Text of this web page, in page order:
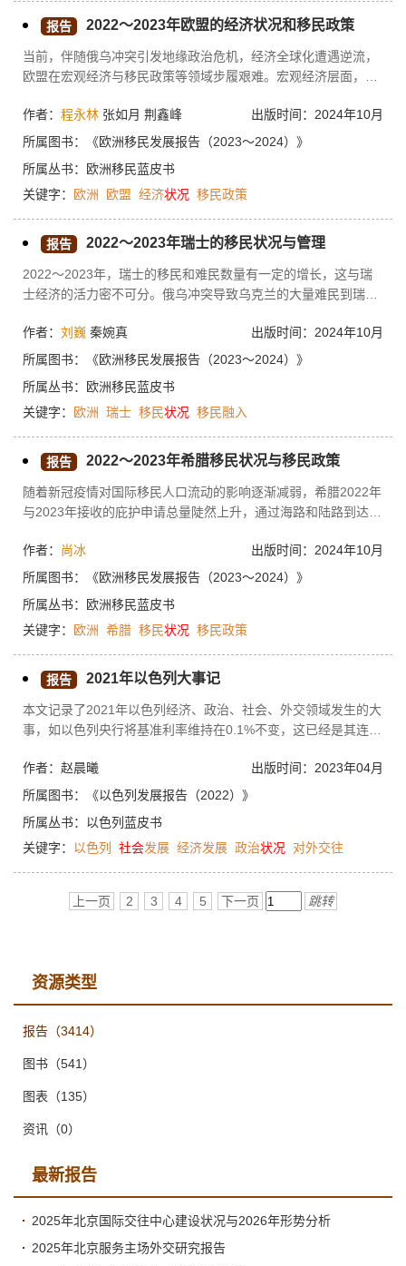
报告 2022～2023年欧盟的经济状况和移民政策
当前，伴随俄乌冲突引发地缘政治危机，经济全球化遭遇逆流，
欧盟在宏观经济与移民政策等领域步履艰难。宏观经济层面，欧
胀高企、劳动力市场疲软以及出口增长乏力等问题叠加出现，欧
盟经济陷入衰退风险。移民治理层面，地区冲突紧张形势以及欧
数量暴增，欧盟财政短缺与民众负面情绪积压等问题再次凸显。
出版时间：2024年10月
作者： 程永林 张如月 荆鑫峰
所属图书：
《欧洲移民发展报告（2023～2024）》
所属丛书：
欧洲移民蓝皮书
关键字：
欧洲 欧盟 经济状况 移民政策
报告 2022～2023年瑞士的移民状况与管理
2022～2023年，瑞士的移民和难民数量有一定的增长，这与瑞
士经济的活力密不可分。俄乌冲突导致乌克兰的大量难民到瑞士
在瑞士的居留权，瑞士社会展示了对乌克兰难民的欢迎，尽可能
安置乌克兰难民。瑞士在对乌克兰难民的态度与对待其他国家难
协商谈判，控制进入瑞士的难民数量。对于欧洲边境和海岸警卫
局（Frontex）的改革，瑞士全民公决结果说明瑞士人支持欧洲
的共同边界管理政策。瑞士一直很注重移民问题，采取各种措施
促进移民的融入，但仍有不少问题。
出版时间：2024年10月
作者： 刘巍 秦婉真
所属图书：
《欧洲移民发展报告（2023～2024）》
所属丛书：
欧洲移民蓝皮书
关键字：
欧洲 瑞士 移民状况 移民融入
报告 2022～2023年希腊移民状况与移民政策
随着新冠疫情对国际移民人口流动的影响逐渐减弱，希腊2022年
与2023年接收的庇护申请总量陡然上升，通过海路和陆路到达希
非法越境数量猛增。由于地区动乱与气候危机，多个非洲国家成
为难民的主要来源国。在欧盟和联合国难民署等机构的支持下，
其边境的移民管控难度较大，希腊经常面临与难民相关的人道主
义危机。2023年，希腊全国人口总量和外国出生人口数量均为十
年来最低。希腊亟须探索吸引合法移民的有效措施，以弥补其人
口老龄化的缺口和部分行业的劳动力不足。
出版时间：2024年10月
作者： 尚冰
所属图书：
《欧洲移民发展报告（2023～2024）》
所属丛书：
欧洲移民蓝皮书
关键字：
欧洲 希腊 移民状况 移民政策
报告 2021年以色列大事记
本文记录了2021年以色列经济、政治、社会、外交领域发生的大
事，如以色列央行将基准利率维持在0.1%不变，这已经是其连续
出版时间：2023年04月
作者：赵晨曦
所属图书：
《以色列发展报告（2022）》
所属丛书： 以色列蓝皮书
关键字： 以色列 社会发展 经济发展 政治状况 对外交往
上一页 2 3 4 5 下一页 跳转
资源类型
报告 （3414）
图书 （541）
图表 （135）
资讯 （0）
最新报告
2025年北京国际交往中心建设状况与2026年形势分析
2025年北京服务主场外交研究报告